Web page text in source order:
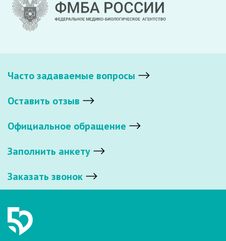
Часто задаваемые вопросы
Оставить отзыв
Официальное обращение
Заполнить анкету
Заказать звонок